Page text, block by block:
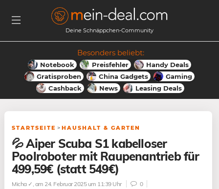
Deine Schnäppchen-Community
Besonders beliebt:
Notebook Preisfehler
Handy Deals
Gratisproben
China Gadgets
Gaming
Cashback
News Leasing Deals
STARTSEITE > HAUSHALT & GARTEN
💦 Aiper Scuba S1 kabelloser
Poolroboter mit Raupenantrieb für
499,59€ (statt 549€)
Micha ✓ , am 24. Februar 2025 um 11:39 Uhr 0